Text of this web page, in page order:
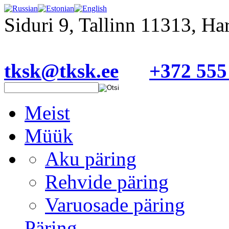
Siduri 9, Tallinn 11313,
tksk@tksk.ee
+372
Meist
Müük
Aku päring
Rehvide päring
Varuosade päring